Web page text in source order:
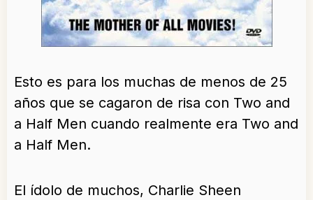
Esto es para los muchas de menos de 25
años que se cagaron de risa con Two and
a Half Men cuando realmente era Two and
a Half Men.
El ídolo de muchos, Charlie Sheen